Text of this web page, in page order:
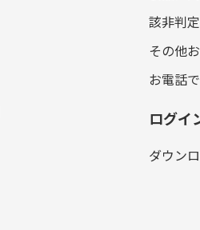
該非判
その他
お電話
ログイ
ダウン